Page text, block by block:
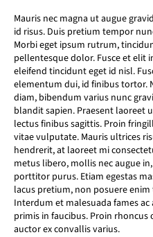
Mauris nec magna ut augue
id risus. Duis pretium tempor
Morbi eget ipsum rutrum,
pellentesque dolor. Fusce et elit
eleifend tincidunt eget id nisl.
elementum dui, id finibus tortor.
diam, bibendum varius nunc
blandit sapien. Praesent laoreet
lectus finibus sagittis. Proin
vitae vulputate. Mauris ultrices
hendrerit, at laoreet mi
metus libero, mollis nec augue
porttitor purus. Etiam egestas
lacus pretium, non posuere
Interdum et malesuada fames ac
primis in faucibus. Proin rhoncus
auctor ex convallis varius.